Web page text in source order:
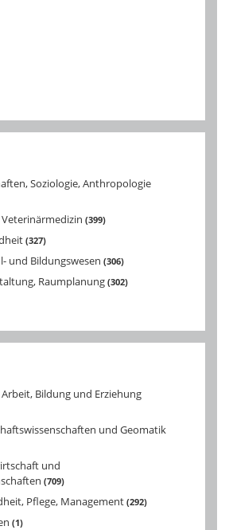
Soziologie, Anthropologie
399
327
und Bildungswesen 306
Raumplanung 302
Arbeit, Bildung und Erziehung
und Geomatik
und
709
Pflege, Management 292
1